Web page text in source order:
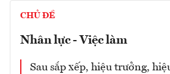
CHỦ ĐỀ
Nhân lực - Việc làm
Sau sắp xếp, hiệu trưởng,